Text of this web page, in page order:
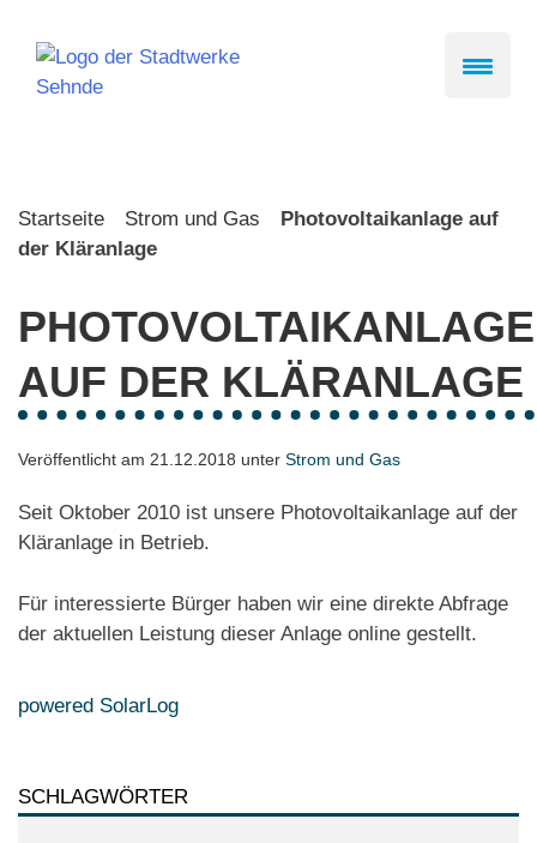
content
Startseite Strom und Gas
Photovoltaikanlage auf
der Kläranlage
PHOTOVOLTAIKANLAGE
AUF DER KLÄRANLAGE
Veröffentlicht am 21.12.2018 unter Strom und Gas
Seit Oktober 2010 ist unsere Photovoltaikanlage auf der
Kläranlage in Betrieb.
Für interessierte Bürger haben wir eine direkte Abfrage
der aktuellen Leistung dieser Anlage online gestellt.
powered SolarLog
SCHLAGWÖRTER